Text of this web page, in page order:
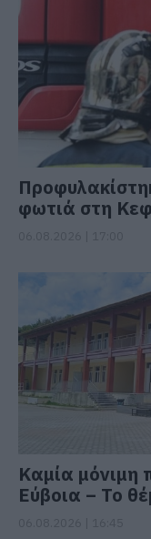
φωτιά στη
Καμία μόνιμη
Εύβοια – Το